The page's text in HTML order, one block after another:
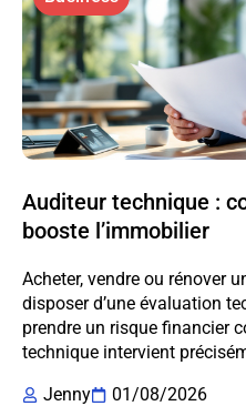
Auditeur technique :
booste l’immobilier
Acheter, vendre ou rénover
disposer d’une évaluation
prendre un risque financier
technique intervient
Jenny
01/08/2026